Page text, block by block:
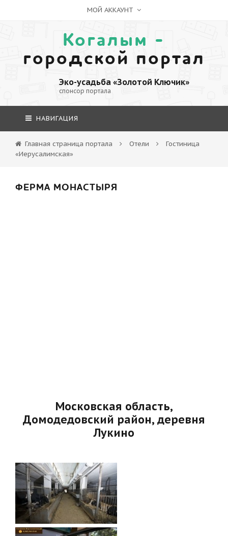
МОЙ АККАУНТ
Когалым -
городской портал
Эко-усадьба «Золотой Ключик»
спонсор портала
НАВИГАЦИЯ
Главная страница портала Отели
Гостиница
«Иерусалимская»
ФЕРМА МОНАСТЫРЯ
Московская область,
Домодедовский район, деревня
Лукино